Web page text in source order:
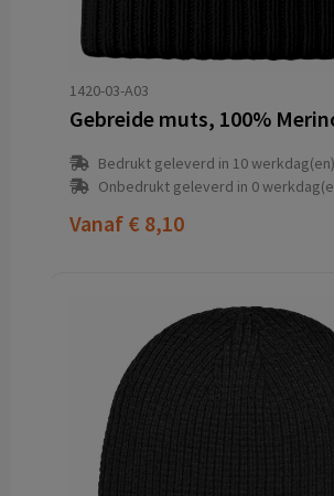
1420-03-A03
Gebreide muts, 100%
Bedrukt geleverd in 10 werkdag(en)
Onbedrukt geleverd in 0
Vanaf € 8,10